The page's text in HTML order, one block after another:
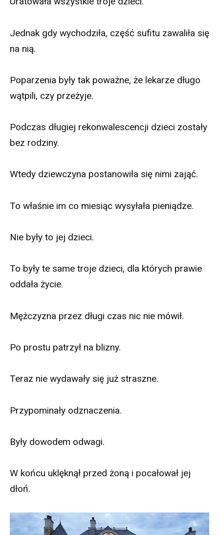
Jednak gdy wychodziła, część sufitu zawaliła się
na nią.
Poparzenia były tak poważne, że lekarze długo
wątpili, czy przeżyje.
Podczas długiej rekonwalescencji dzieci zostały
bez rodziny.
Wtedy dziewczyna postanowiła się nimi zająć.
To właśnie im co miesiąc wysyłała pieniądze.
Nie były to jej dzieci.
To były te same troje dzieci, dla których prawie
oddała życie.
Mężczyzna przez długi czas nic nie mówił.
Po prostu patrzył na blizny.
Teraz nie wydawały się już straszne.
Przypominały odznaczenia.
Były dowodem odwagi.
W końcu uklęknął przed żoną i pocałował jej
dłoń.